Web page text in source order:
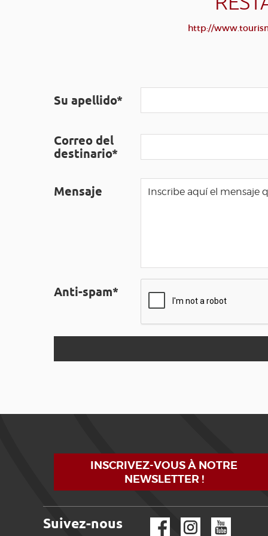
http://
Su apellido*
Correo del
destinario*
Mensaje
Anti-spam*
INSCRIVEZ-VOUS À NOTRE
NEWSLETTER !
Suivez-nous